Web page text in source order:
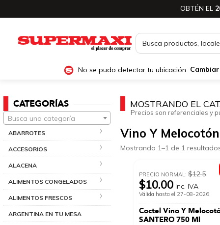
OBTÉN EL
No se pudo detectar tu ubicación Cambiar
CATEGORÍAS
Busca una categoría
ABARROTES
ACCESORIOS
ALACENA
ALIMENTOS CONGELADOS
ALIMENTOS FRESCOS
ARGENTINA EN TU MESA
MOSTRANDO EL
Precios son referenciales y
Vino Y Melocotón
Mostrando 1–1 de 1
PRECIO NORMAL:$12.5
$10.00 Inc. IVA
Válida hasta el 27-08-2026.
Coctel Vino Y
SANTERO 750 Ml